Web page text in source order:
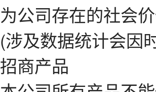
为公司存在的社会
(涉及数据统计会因
招商产品